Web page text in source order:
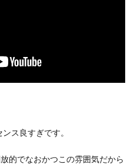
ス良すぎです。
的でなおかつこの雰囲気だから